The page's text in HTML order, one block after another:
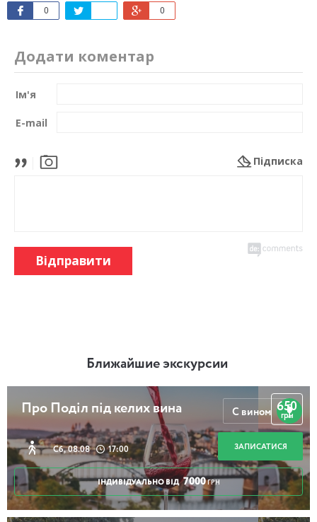
0 0
Додати коментар
Ім'я
E-mail
Підписка
Відправити
Ближайшие экскурсии
Про Поділ під келих вина
Сб, 08.08 17:00
650
грн
ЗАПИСАТИСЯ
ІНДИВІДУАЛЬНО ВІД 7000 ГРН
С вином